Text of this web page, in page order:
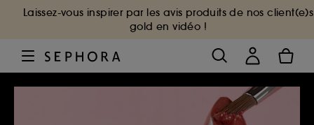
Laissez-vous inspirer par les avis produits de nos client(e)s
gold en vidéo !